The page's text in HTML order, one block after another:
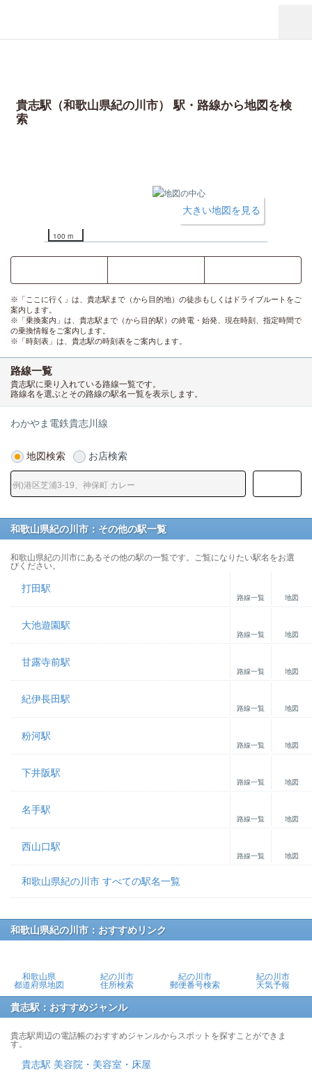
貴志駅（和歌山県紀の川市） 駅・路線から地図を検
索
100 m
大きい地図を見る
※「ここに行く」は、貴志駅まで（から目的地）の徒歩もしくはドライブルートをご
案内します。
※「乗換案内」は、貴志駅まで（から目的駅）の終電・始発、現在時刻、指定時間で
の乗換情報をご案内します。
※「時刻表」は、貴志駅の時刻表をご案内します。
路線一覧
貴志駅に乗り入れている路線一覧です。
路線名を選ぶとその路線の駅名一覧を表示します。
わかやま電鉄貴志川線
地図検索 お店検索
和歌山県紀の川市：その他の駅一覧
和歌山県紀の川市にあるその他の駅の一覧です。ご覧になりたい駅名をお選
びください。
打田駅
路線一覧 地図
大池遊園駅
路線一覧 地図
甘露寺前駅
路線一覧 地図
紀伊長田駅
路線一覧 地図
粉河駅
路線一覧 地図
下井阪駅
路線一覧 地図
名手駅
路線一覧 地図
西山口駅
路線一覧 地図
和歌山県紀の川市 すべての駅名一覧
和歌山県紀の川市：おすすめリンク
和歌山県
都道府県地図
紀の川市
住所検索
紀の川市
郵便番号検索
紀の川市
天気予報
貴志駅：おすすめジャンル
貴志駅周辺の電話帳のおすすめジャンルからスポットを探すことができま
す。
貴志駅 美容院・美容室・床屋